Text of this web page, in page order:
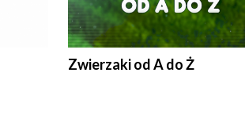
Zwierzaki od A do Ż